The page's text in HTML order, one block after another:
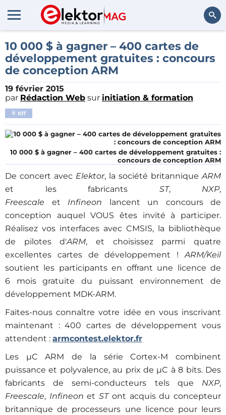
Rechercher
10 000 $ à gagner – 400 cartes de
développement gratuites : concours
de conception ARM
19 février 2015
par Rédaction Web sur initiation & formation
IOT
10 000 $ à gagner – 400 cartes de développement gratuites :
concours de conception ARM
De concert avec Elektor, la société britanniqueARM
et les fabricants ST, NXP,
Freescale et Infineon lancent un concours de
conception auquel VOUS êtes invité à participer.
Réalisez vos interfaces avec CMSIS, la bibliothèque
de pilotes d'ARM, et choisissez parmi quatre
excellentes cartes de développement !ARM/Keil
soutient les participants en offrant une licence de
6 mois gratuite du puissant environnement de
développement MDK-ARM.
Faites-nous connaître votre idée en vous inscrivant
maintenant : 400 cartes de développement vous
attendent : armcontest.elektor.fr
Les µC ARM de la série Cortex-M combinent
puissance et polyvalence, au prix de µC à 8 bits. Des
fabricants de semi-conducteurs tels que NXP,
Freescale, Infineon etSTont acquis du concepteur
britannique de processeurs une licence pour leurs